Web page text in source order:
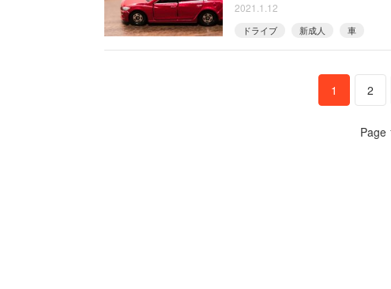
2021.1.12
ドライブ 新成人 車
1 2
Page